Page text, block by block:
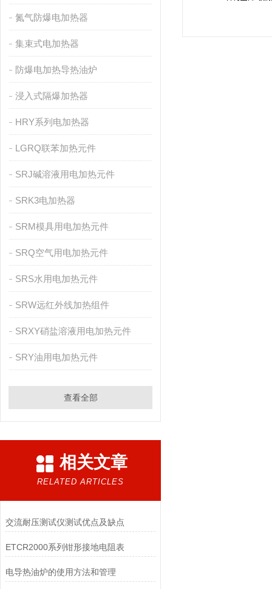
氮气防爆电加热器
集束式电加热器
防爆电加热导热油炉
浸入式隔爆加热器
HRY系列电加热器
LGRQ联苯加热元件
SRJ碱溶液用电加热元件
SRK3电加热器
SRM模具用电加热元件
SRQ空气用电加热元件
SRS水用电加热元件
SRW远红外线加热组件
SRXY硝盐溶液用电加热元件
SRY油用电加热元件
查看全部
相关文章
RELATED ARTICLES
交流耐压测试仪测试优点及缺点
ETCR2000系列钳形接地电阻表
电导热油炉的使用方法和管理